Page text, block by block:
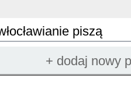
piszą